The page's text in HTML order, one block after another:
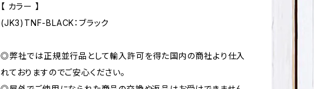
【 カラー 】
(JK3)TNF-BLACK：ブラック
◎弊社では正規並行品として輸入許可を得た国内の商社より仕入
れておりますのでご安心ください。